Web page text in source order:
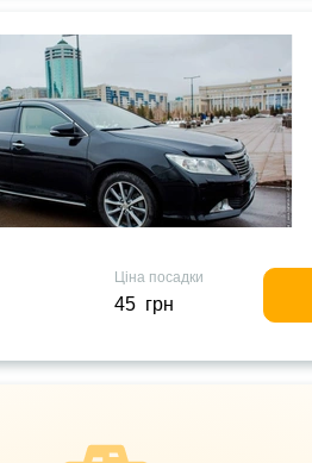
Ціна посадки
45 грн